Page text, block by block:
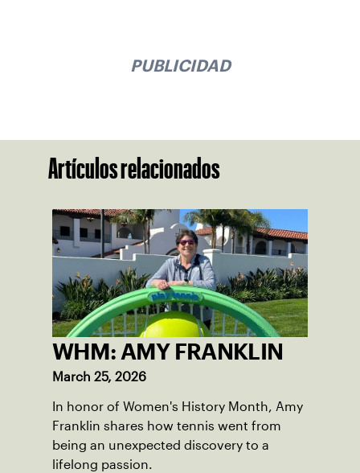
PUBLICIDAD
Artículos relacionados
WHM: AMY FRANKLIN
March 25, 2026
In honor of Women's History Month, Amy
Franklin shares how tennis went from
being an unexpected discovery to a
lifelong passion.